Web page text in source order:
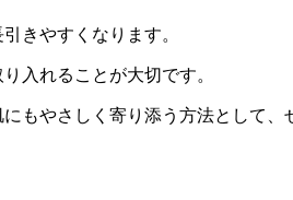
きやすくなります。
入れることが大切です。
もやさしく寄り添う方法として、